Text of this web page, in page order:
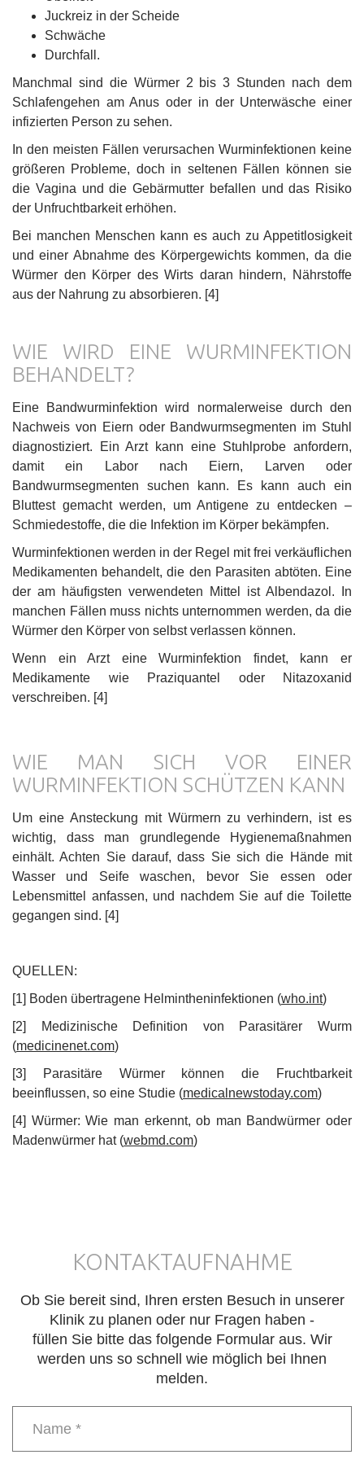
Juckreiz in der Scheide
Schwäche
Durchfall.
Manchmal sind die Würmer 2 bis 3 Stunden nach dem
Schlafengehen am Anus oder in der Unterwäsche einer
infizierten Person zu sehen.
In den meisten Fällen verursachen Wurminfektionen keine
größeren Probleme, doch in seltenen Fällen können sie
die Vagina und die Gebärmutter befallen und das Risiko
der Unfruchtbarkeit erhöhen.
Bei manchen Menschen kann es auch zu Appetitlosigkeit
und einer Abnahme des Körpergewichts kommen, da die
Würmer den Körper des Wirts daran hindern, Nährstoffe
aus der Nahrung zu absorbieren. [4]
WIE WIRD EINE WURMINFEKTION
BEHANDELT?
Eine Bandwurminfektion wird normalerweise durch den
Nachweis von Eiern oder Bandwurmsegmenten im Stuhl
diagnostiziert. Ein Arzt kann eine Stuhlprobe anfordern,
damit ein Labor nach Eiern, Larven oder
Bandwurmsegmenten suchen kann. Es kann auch ein
Bluttest gemacht werden, um Antigene zu entdecken –
Schmiedestoffe, die die Infektion im Körper bekämpfen.
Wurminfektionen werden in der Regel mit frei verkäuflichen
Medikamenten behandelt, die den Parasiten abtöten. Eine
der am häufigsten verwendeten Mittel ist Albendazol. In
manchen Fällen muss nichts unternommen werden, da die
Würmer den Körper von selbst verlassen können.
Wenn ein Arzt eine Wurminfektion findet, kann er
Medikamente wie Praziquantel oder Nitazoxanid
verschreiben. [4]
WIE MAN SICH VOR EINER
WURMINFEKTION SCHÜTZEN KANN
Um eine Ansteckung mit Würmern zu verhindern, ist es
wichtig, dass man grundlegende Hygienemaßnahmen
einhält. Achten Sie darauf, dass Sie sich die Hände mit
Wasser und Seife waschen, bevor Sie essen oder
Lebensmittel anfassen, und nachdem Sie auf die Toilette
gegangen sind. [4]
QUELLEN:
[1] Boden übertragene Helmintheninfektionen (who.int)
[2] Medizinische Definition von Parasitärer Wurm
(medicinenet.com)
[3] Parasitäre Würmer können die Fruchtbarkeit
beeinflussen, so eine Studie (medicalnewstoday.com)
[4] Würmer: Wie man erkennt, ob man Bandwürmer oder
Madenwürmer hat (webmd.com)
KONTAKTAUFNAHME
Ob Sie bereit sind, Ihren ersten Besuch in unserer
Klinik zu planen oder nur Fragen haben -
füllen Sie bitte das folgende Formular aus. Wir
werden uns so schnell wie möglich bei Ihnen
melden.